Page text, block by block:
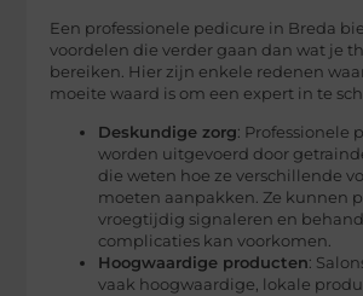
Een professionele pedicure in Breda
voordelen die verder gaan dan wat je
bereiken. Hier zijn enkele redenen
moeite waard is om een expert in te
Deskundige zorg: Professionele
worden uitgevoerd door
die weten hoe ze verschillende
moeten aanpakken. Ze kunnen
vroegtijdig signaleren en
complicaties kan voorkomen.
Hoogwaardige producten:
vaak hoogwaardige, lokale